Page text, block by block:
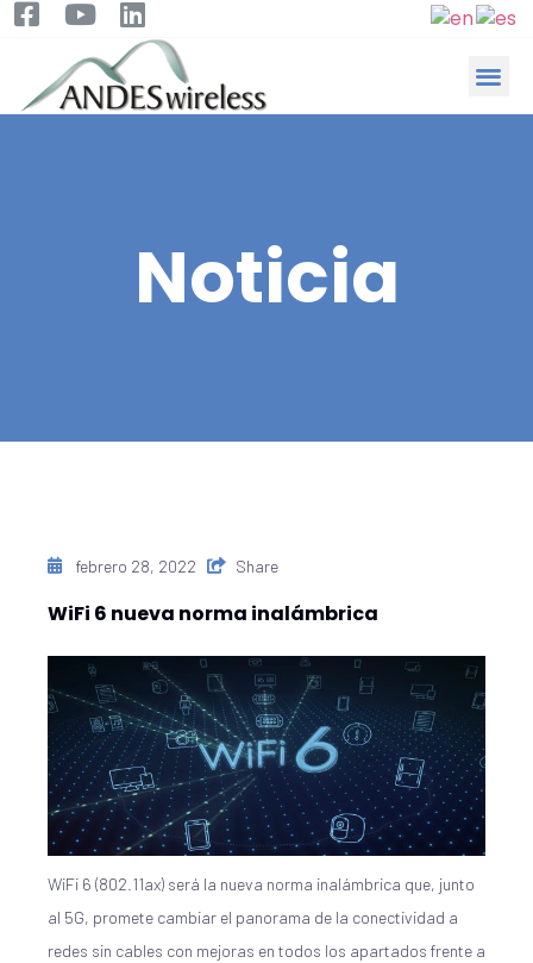
Noticia
febrero 28, 2022 Share
WiFi 6 nueva norma inalámbrica
WiFi 6 (802.11ax) será la nueva norma inalámbrica que, junto
al 5G, promete cambiar el panorama de la conectividad a
redes sin cables con mejoras en todos los apartados frente a